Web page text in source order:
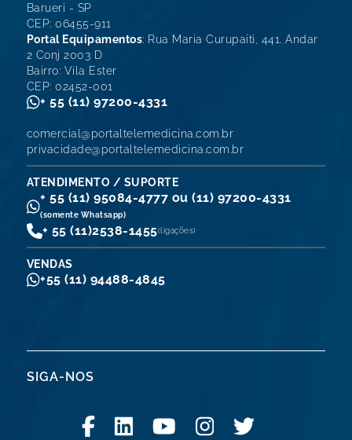
Barueri - SP
CEP: 06455-911
Portal Equipamentos: Rua Maria Curupaiti, 441. Andar
2 Conj 2003 D
Bairro: Vila Ester
CEP: 02452-001
+ 55 (11) 97200-4331
comercial@portaltelemedicina.com.br
privacidade@portaltelemedicina.com.br
ATENDIMENTO / SUPORTE
+ 55 (11) 95084-4777 ou (11) 97200-4331
(somente Whatsapp)
+ 55 (11)2538-1455(ligações)
VENDAS
+55 (11) 94488-4845
SIGA-NOS